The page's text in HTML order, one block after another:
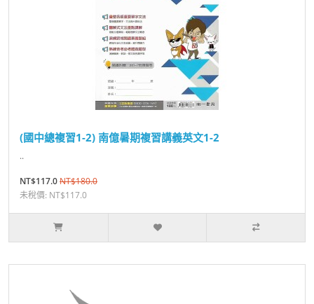
(國中總複習1-2) 南億暑期複習講義英文1-2
..
NT$117.0NT$180.0
未稅價: NT$117.0